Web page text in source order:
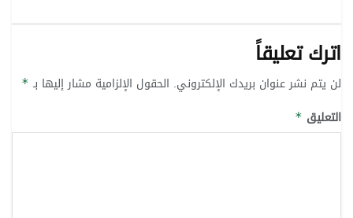
اترك تعليقاً
لن يتم نشر عنوان بريدك الإلكتروني. الحقول الإلزامية مشار إليها بـ *
التعليق *